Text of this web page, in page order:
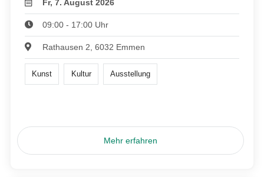
Fr, 7. August 2026
09:00 - 17:00 Uhr
Rathausen 2, 6032 Emmen
Kunst Kultur Ausstellung
Mehr erfahren